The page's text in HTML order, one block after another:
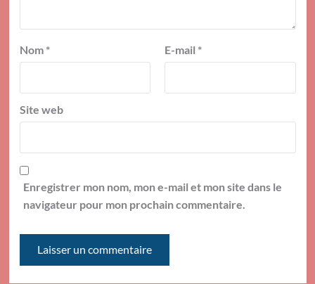
Nom * E-mail *
Site web
Enregistrer mon nom, mon e-mail et mon site dans le
navigateur pour mon prochain commentaire.